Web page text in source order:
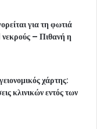
για τη φωτιά
νεκρούς – Πιθανή η
χάρτης:
κλινικών εντός των